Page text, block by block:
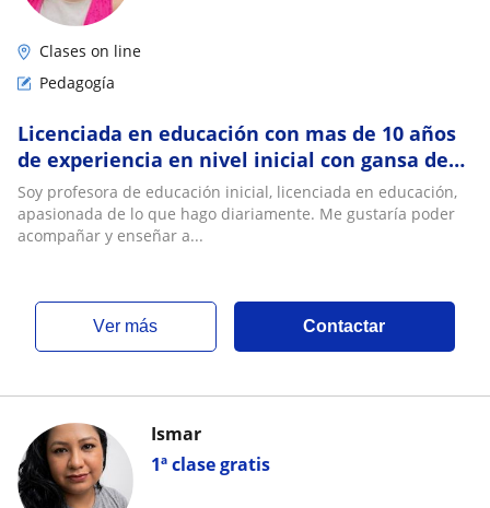
Clases on line
Pedagogía
Licenciada en educación con mas de 10 años
de experiencia en nivel inicial con gansa de
compartir mi experiencia
Soy profesora de educación inicial, licenciada en educación,
apasionada de lo que hago diariamente. Me gustaría poder
acompañar y enseñar a...
ver más Contactar
1ª clase gratis
Ismar